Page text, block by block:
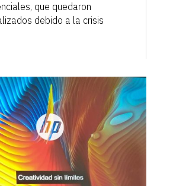
que quedaron
debido a la crisis